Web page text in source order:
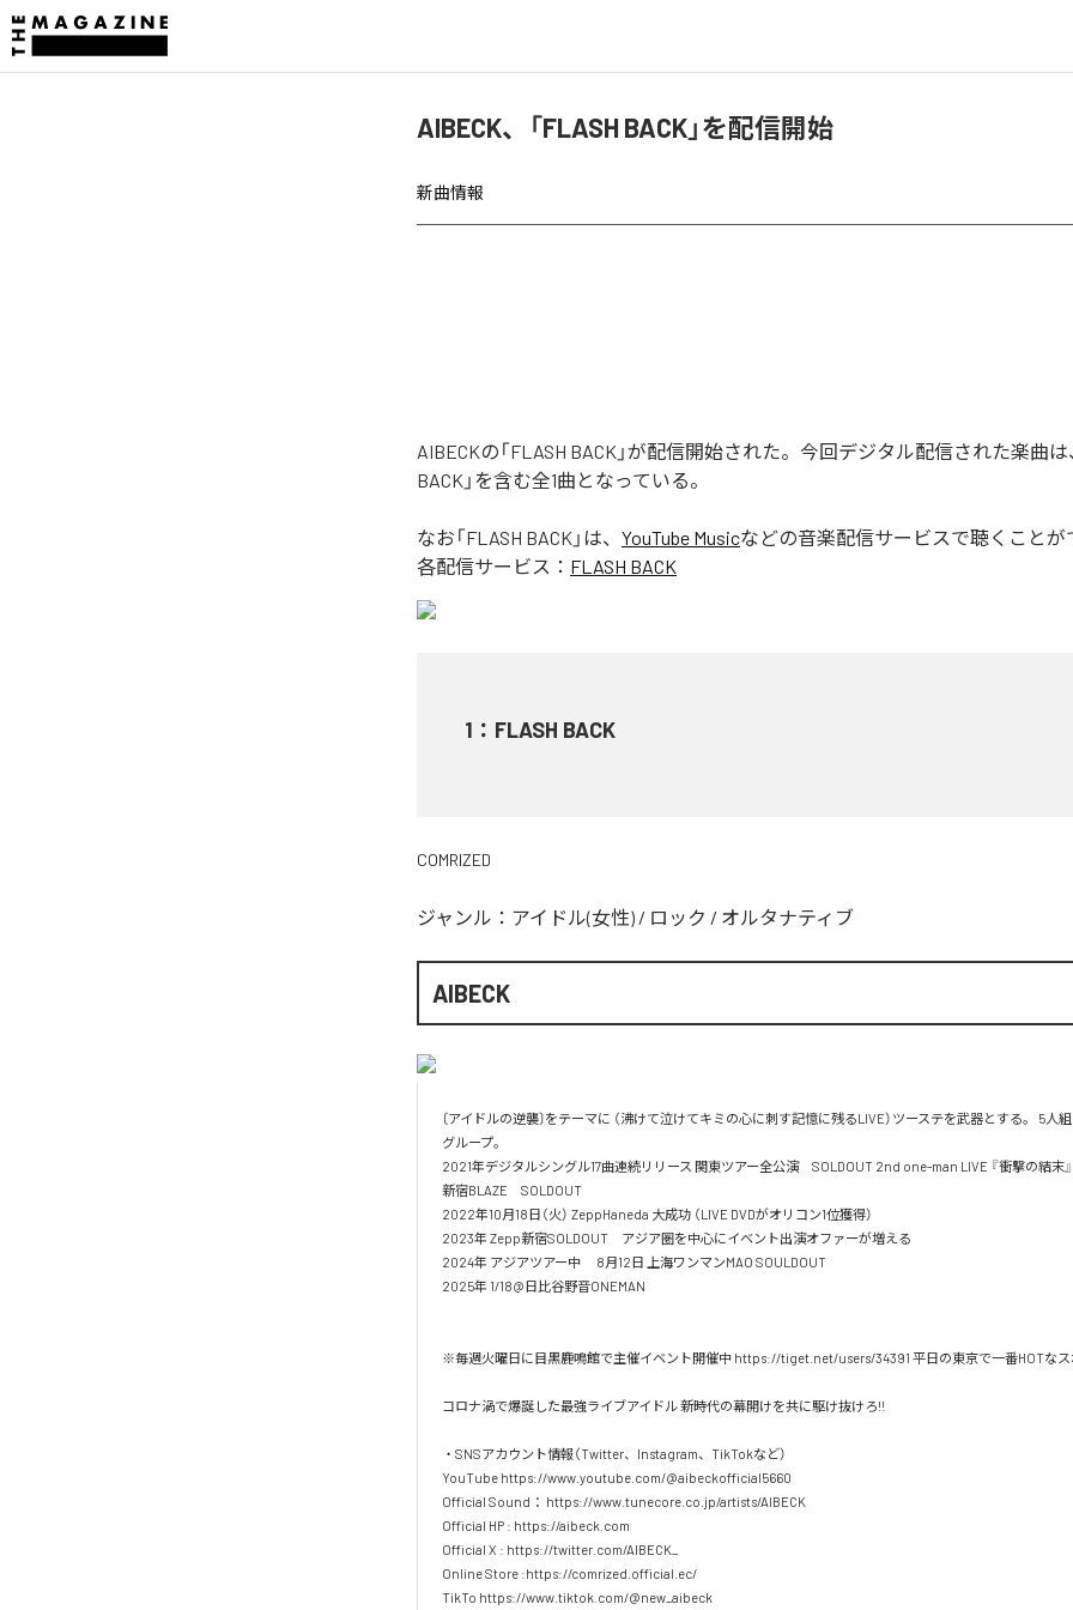
AIBECK、「FLASH BACK」を配信開始
新曲情報
AIBECKの「FLASH BACK」が配信開始された。今回デジタル配信された楽曲は
BACK」を含む全1曲となっている。
なお「FLASH BACK 」は、 YouTube Musicなどの音楽配信サービスで聴くことが
各配信サービス： FLASH BACK
1 ： FLASH BACK
COMRIZED
ジャンル： アイドル(女性) / ロック / オルタナティブ
AIBECK
〔アイドルの逆襲〕をテーマに （沸けて泣けてキミの心に刺す記憶に残るLIVE）ツーステを武器とする。 5人
グループ。
2021年デジタルシングル17曲連続リリース 関東ツアー全公演　SOLDOUT 2nd one-man LIVE 『衝撃の結末
新宿BLAZE　SOLDOUT
2022年10月18日（火） ZeppHaneda 大成功 （LIVE DVDがオリコン1位獲得）
2023年 Zepp新宿SOLDOUT　アジア圏を中心にイベント出演オファーが増える
2024年 アジアツアー中　 8月12日 上海ワンマンMAO SOULDOUT
2025年 1/18@日比谷野音ONEMAN
※毎週火曜日に目黒鹿鳴館で主催イベント開催中 https://tiget.net/users/34391 平日の東京で一番HOTなス
コロナ渦で爆誕した最強ライブアイドル 新時代の幕開けを共に駆け抜けろ!!
・SNSアカウント情報（Twitter、Instagram、TikTokなど）
YouTube https://www.youtube.com/@aibeckofficial5660
Official Sound： https://www.tunecore.co.jp/artists/AIBECK
Official HP : https://aibeck.com
Official X : https://twitter.com/AIBECK_
Online Store :https://comrized.official.ec/